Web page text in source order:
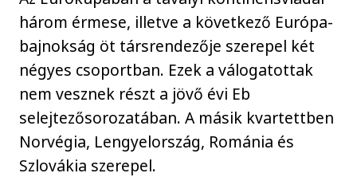
három érmese, illetve a következő Európa-
bajnokság öt társrendezője szerepel két
négyes csoportban. Ezek a válogatottak
nem vesznek részt a jövő évi Eb
selejtezősorozatában. A másik kvartettben
Norvégia, Lengyelország, Románia és
Szlovákia szerepel.